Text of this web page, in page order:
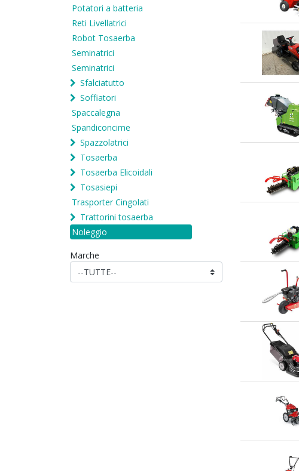
Potatori a batteria
Reti Livellatrici
Robot Tosaerba
Seminatrici
Seminatrici
Sfalciatutto
Soffiatori
Spaccalegna
Spandiconcime
Spazzolatrici
Tosaerba
Tosaerba Elicoidali
Tosasiepi
Trasporter Cingolati
Trattorini tosaerba
Noleggio
Marche